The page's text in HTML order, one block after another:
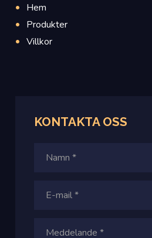
Hem
Produkter
Villkor
KONTAKTA OSS